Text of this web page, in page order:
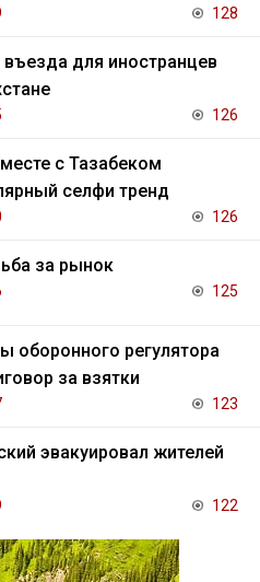
128
для иностранцев
126
с Тазабеком
селфи тренд
126
за рынок
125
оборонного регулятора
за взятки
123
эвакуировал жителей
122